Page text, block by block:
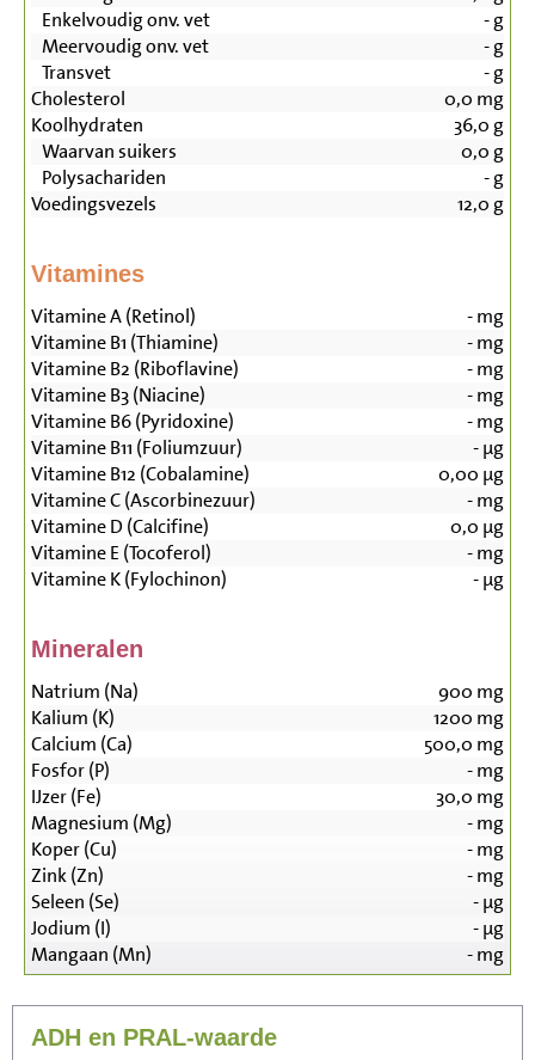
Enkelvoudig onv. vet
-g
Meervoudig onv. vet
-g
Transvet
-g
Cholesterol
0,0 mg
Koolhydraten
36,0 g
Waarvan suikers
0,0 g
Polysachariden
-g
Voedingsvezels
12,0 g
Vitamines
Vitamine A (Retinol) -mg
Vitamine B1 (Thiamine)
-mg
Vitamine B2 (Riboflavine)
-mg
Vitamine B3 (Niacine)
-mg
Vitamine B6 (Pyridoxine)
-mg
Vitamine B11 (Foliumzuur)
-µg
Vitamine B12 (Cobalamine)
0,00 µg
Vitamine C (Ascorbinezuur)
-mg
Vitamine D (Calcifine)
0,0 µg
Vitamine E (Tocoferol)
-mg
Vitamine K (Fylochinon)
-µg
Mineralen
Natrium (Na) 900 mg
Kalium (K)
1200 mg
Calcium (Ca)
500,0 mg
Fosfor (P)
-mg
IJzer (Fe)
30,0 mg
Magnesium (Mg)
-mg
Koper (Cu)
-mg
Zink (Zn)
-mg
Seleen (Se)
-µg
Jodium (I)
-µg
Mangaan (Mn)
-mg
ADH en PRAL-waarde